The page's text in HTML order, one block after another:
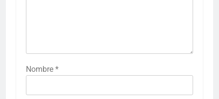
Nombre *